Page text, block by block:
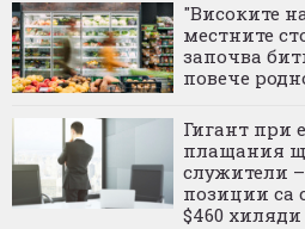
"Високите
местните
започва
повече
Гигант при
плащания
служители
позиции са
$460 хиляди